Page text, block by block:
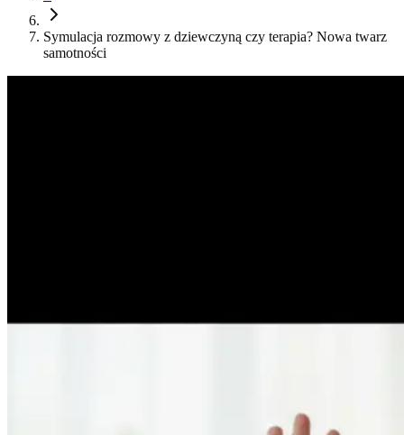
Symulacja rozmowy z dziewczyną czy terapia? Nowa twarz
samotności